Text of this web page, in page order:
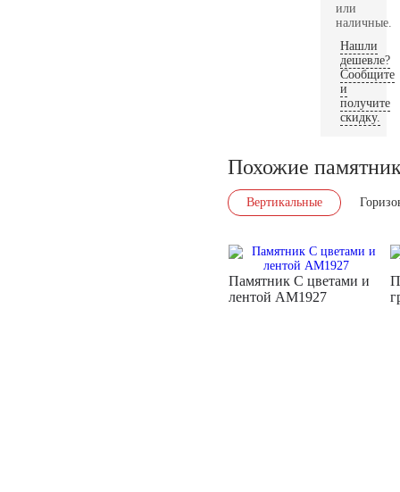
или
наличные.
Нашли
дешевле?
Сообщите
и
получите
скидку.
Похожие
Вертикальные
Памятник С цветами и
лентой AM1927